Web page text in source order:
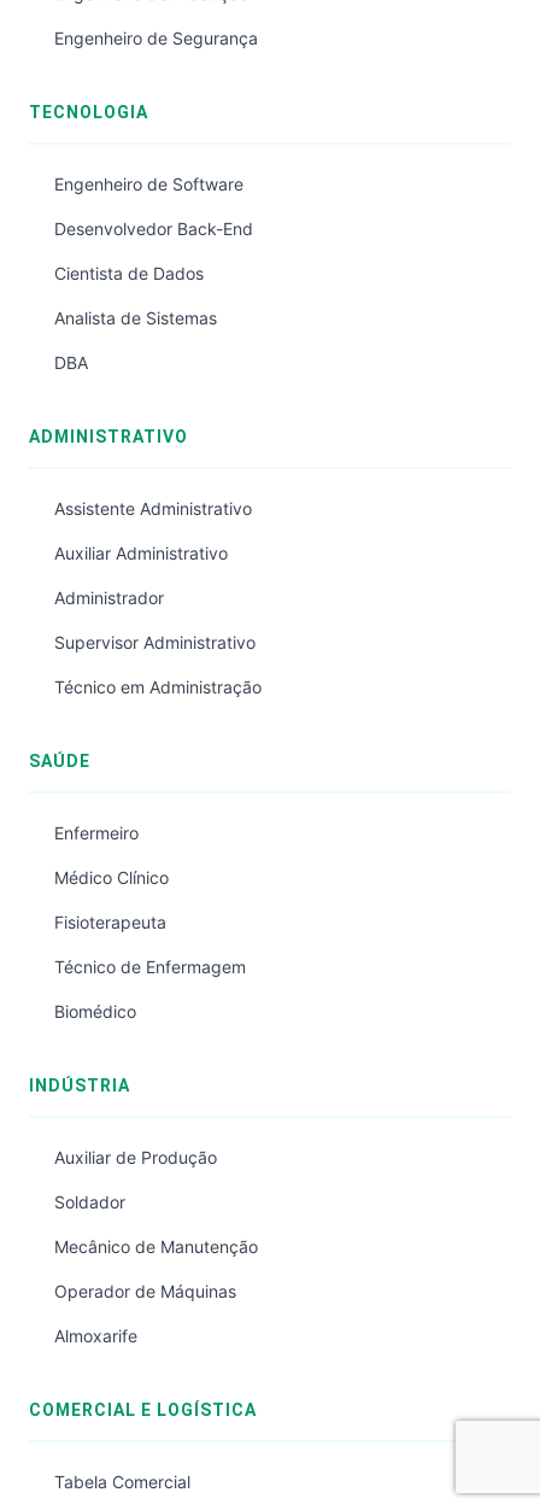
Engenheiro de Segurança
TECNOLOGIA
Engenheiro de Software
Desenvolvedor Back-End
Cientista de Dados
Analista de Sistemas
DBA
ADMINISTRATIVO
Assistente Administrativo
Auxiliar Administrativo
Administrador
Supervisor Administrativo
Técnico em Administração
SAÚDE
Enfermeiro
Médico Clínico
Fisioterapeuta
Técnico de Enfermagem
Biomédico
INDÚSTRIA
Auxiliar de Produção
Soldador
Mecânico de Manutenção
Operador de Máquinas
Almoxarife
COMERCIAL E LOGÍSTICA
Tabela Comercial